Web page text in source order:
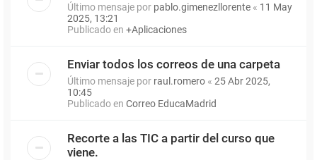
Último mensaje por pablo.gimenezllorente « 11 May
2025, 13:21
Publicado en +Aplicaciones
Enviar todos los correos de una carpeta
Último mensaje por raul.romero « 25 Abr 2025,
10:45
Publicado en Correo EducaMadrid
Recorte a las TIC a partir del curso que
viene.